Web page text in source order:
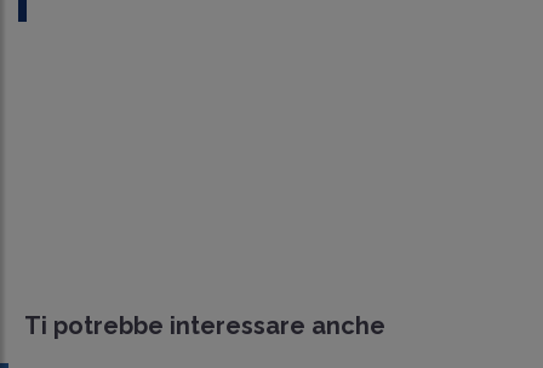
Ti potrebbe interessare anche